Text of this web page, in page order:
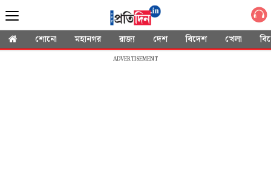
শোনো মহানগর রাজ্য দেশ বিদেশ খেলা
ADVERTISEMENT